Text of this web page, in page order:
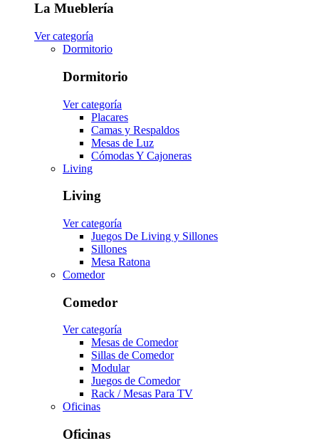
La Mueblería
Ver categoría
Dormitorio
Dormitorio
Ver categoría
Placares
Camas y Respaldos
Mesas de Luz
Cómodas Y Cajoneras
Living
Living
Ver categoría
Juegos De Living y Sillones
Sillones
Mesa Ratona
Comedor
Comedor
Ver categoría
Mesas de Comedor
Sillas de Comedor
Modular
Juegos de Comedor
Rack / Mesas Para TV
Oficinas
Oficinas